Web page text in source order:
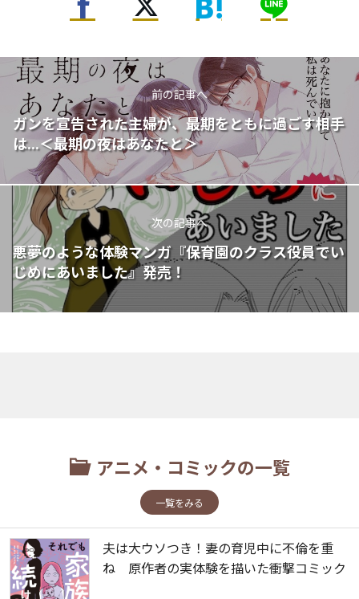
前の記事へ
ガンを宣告された主婦が、最期をともに過ごす相手
は...＜最期の夜はあなたと＞
次の記事へ
悪夢のような体験マンガ『保育園のクラス役員でい
じめにあいました』発売！
アニメ・コミックの一覧
一覧をみる
夫は大ウソつき！妻の育児中に不倫を重
ね 原作者の実体験を描いた衝撃コミック